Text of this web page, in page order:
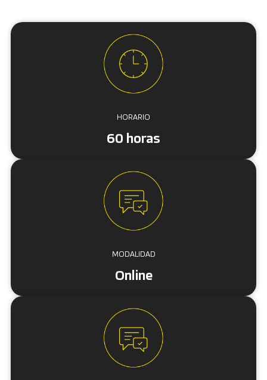
HORARIO
60 horas
MODALIDAD
Online